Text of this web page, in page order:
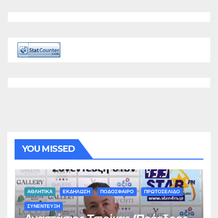
YOU MISSED
ΑΘΛΗΤΙΚΑ ΕΚΔΗΛΩΣΗ ΠΟΔΟΣΦΑΙΡΟ ΠΡΩΤΟΣΕΛΙΔΟ
ΣΥΝΕΝΤΕΥΞΗ